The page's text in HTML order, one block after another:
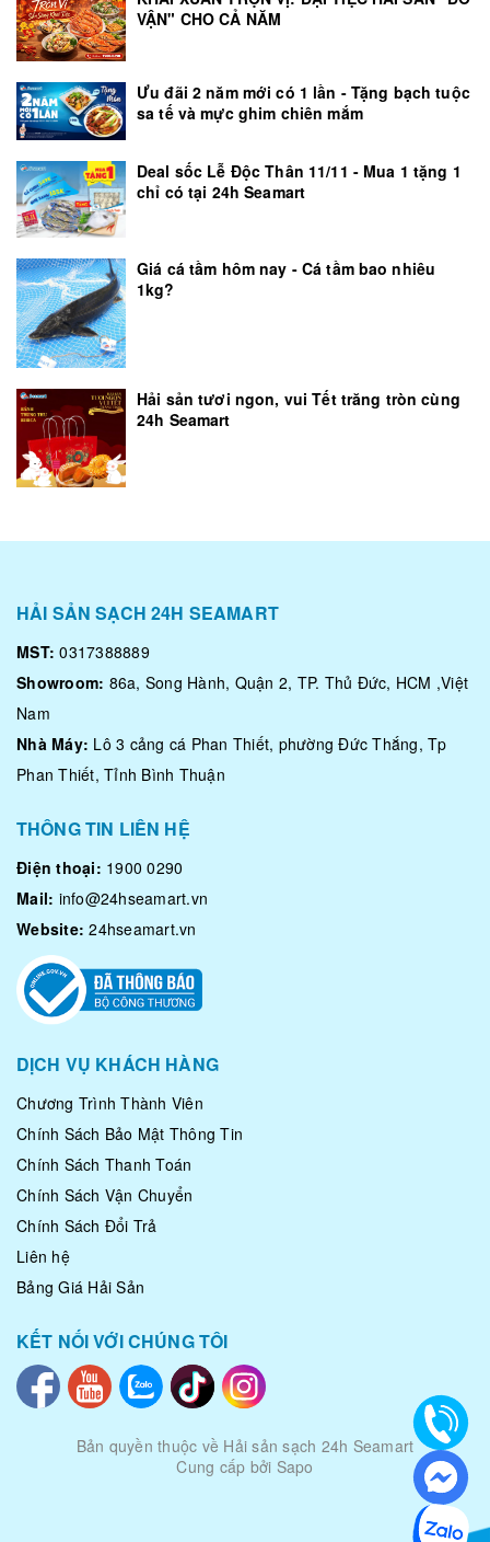
VẬN" CHO CẢ NĂM
Ưu đãi 2 năm mới có 1 lần - Tặng bạch tuộc
sa tế và mực ghim chiên mắm
Deal sốc Lễ Độc Thân 11/11 - Mua 1 tặng 1
chỉ có tại 24h Seamart
Giá cá tầm hôm nay - Cá tầm bao nhiêu
1kg?
Hải sản tươi ngon, vui Tết trăng tròn cùng
24h Seamart
HẢI SẢN SẠCH 24H SEAMART
MST: 0317388889
Showroom: 86a, Song Hành, Quận 2, TP. Thủ Đức, HCM ,Việt
Nam
Nhà Máy: Lô 3 cảng cá Phan Thiết, phường Đức Thắng, Tp
Phan Thiết, Tỉnh Bình Thuận
THÔNG TIN LIÊN HỆ
Điện thoại: 1900 0290
Mail: info@24hseamart.vn
Website: 24hseamart.vn
DỊCH VỤ KHÁCH HÀNG
Chương Trình Thành Viên
Chính Sách Bảo Mật Thông Tin
Chính Sách Thanh Toán
Chính Sách Vận Chuyển
Chính Sách Đổi Trả
Liên hệ
Bảng Giá Hải Sản
KẾT NỐI VỚI CHÚNG TÔI
Bản quyền thuộc về Hải sản sạch 24h Seamart
|
Cung cấp bởi Sapo